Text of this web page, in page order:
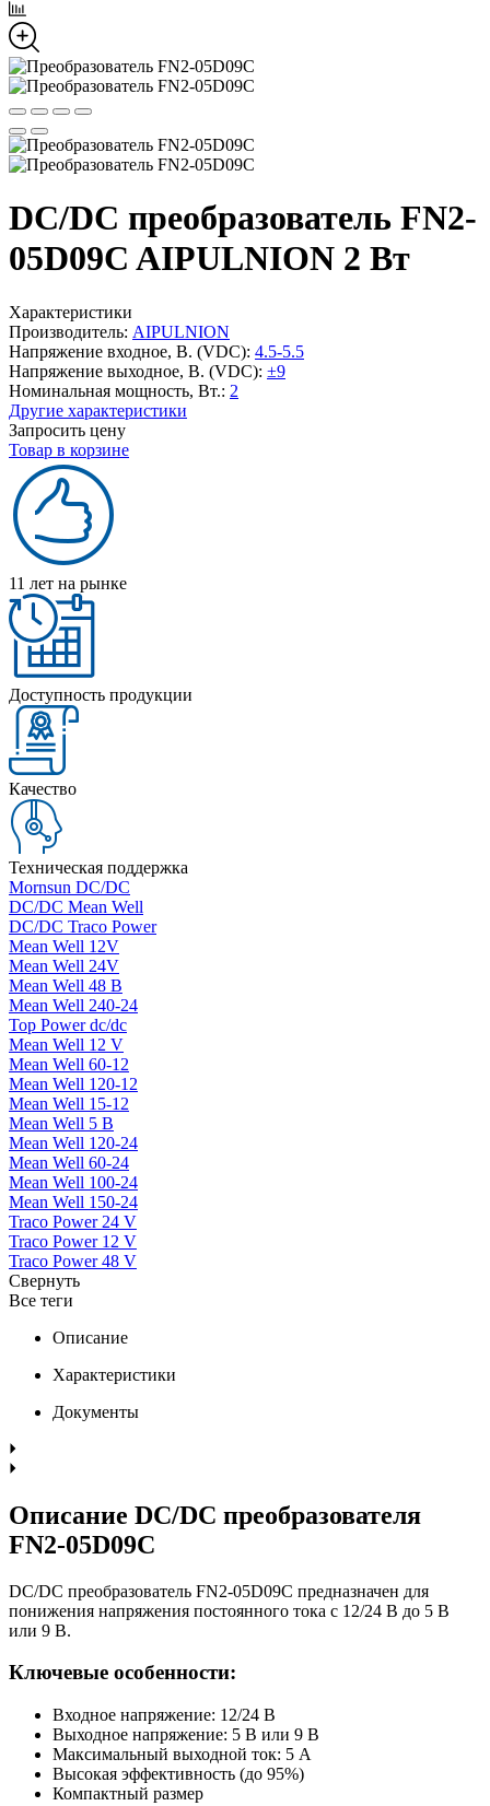
DC/DC преобразователь FN2-
05D09C AIPULNION 2 Вт
Характеристики
Производитель: AIPULNION
Напряжение входное, В. (VDC): 4.5-5.5
Напряжение выходное, В. (VDC): ±9
Номинальная мощность, Вт.: 2
Другие характеристики
Запросить цену
Товар в корзине
11 лет на рынке
Доступность продукции
Качество
Техническая поддержка
Mornsun DC/DC
DC/DC Mean Well
DC/DC Traco Power
Mean Well 12V
Mean Well 24V
Mean Well 48 В
Mean Well 240-24
Top Power dc/dc
Mean Well 12 V
Mean Well 60-12
Mean Well 120-12
Mean Well 15-12
Mean Well 5 В
Mean Well 120-24
Mean Well 60-24
Mean Well 100-24
Mean Well 150-24
Traco Power 24 V
Traco Power 12 V
Traco Power 48 V
Свернуть
Все теги
Описание
Характеристики
Документы
Описание DC/DC преобразователя
FN2-05D09C
DC/DC преобразователь FN2-05D09C предназначен для
понижения напряжения постоянного тока с 12/24 В до 5 В
или 9 В.
Ключевые особенности:
Входное напряжение: 12/24 В
Выходное напряжение: 5 В или 9 В
Максимальный выходной ток: 5 А
Высокая эффективность (до 95%)
Компактный размер